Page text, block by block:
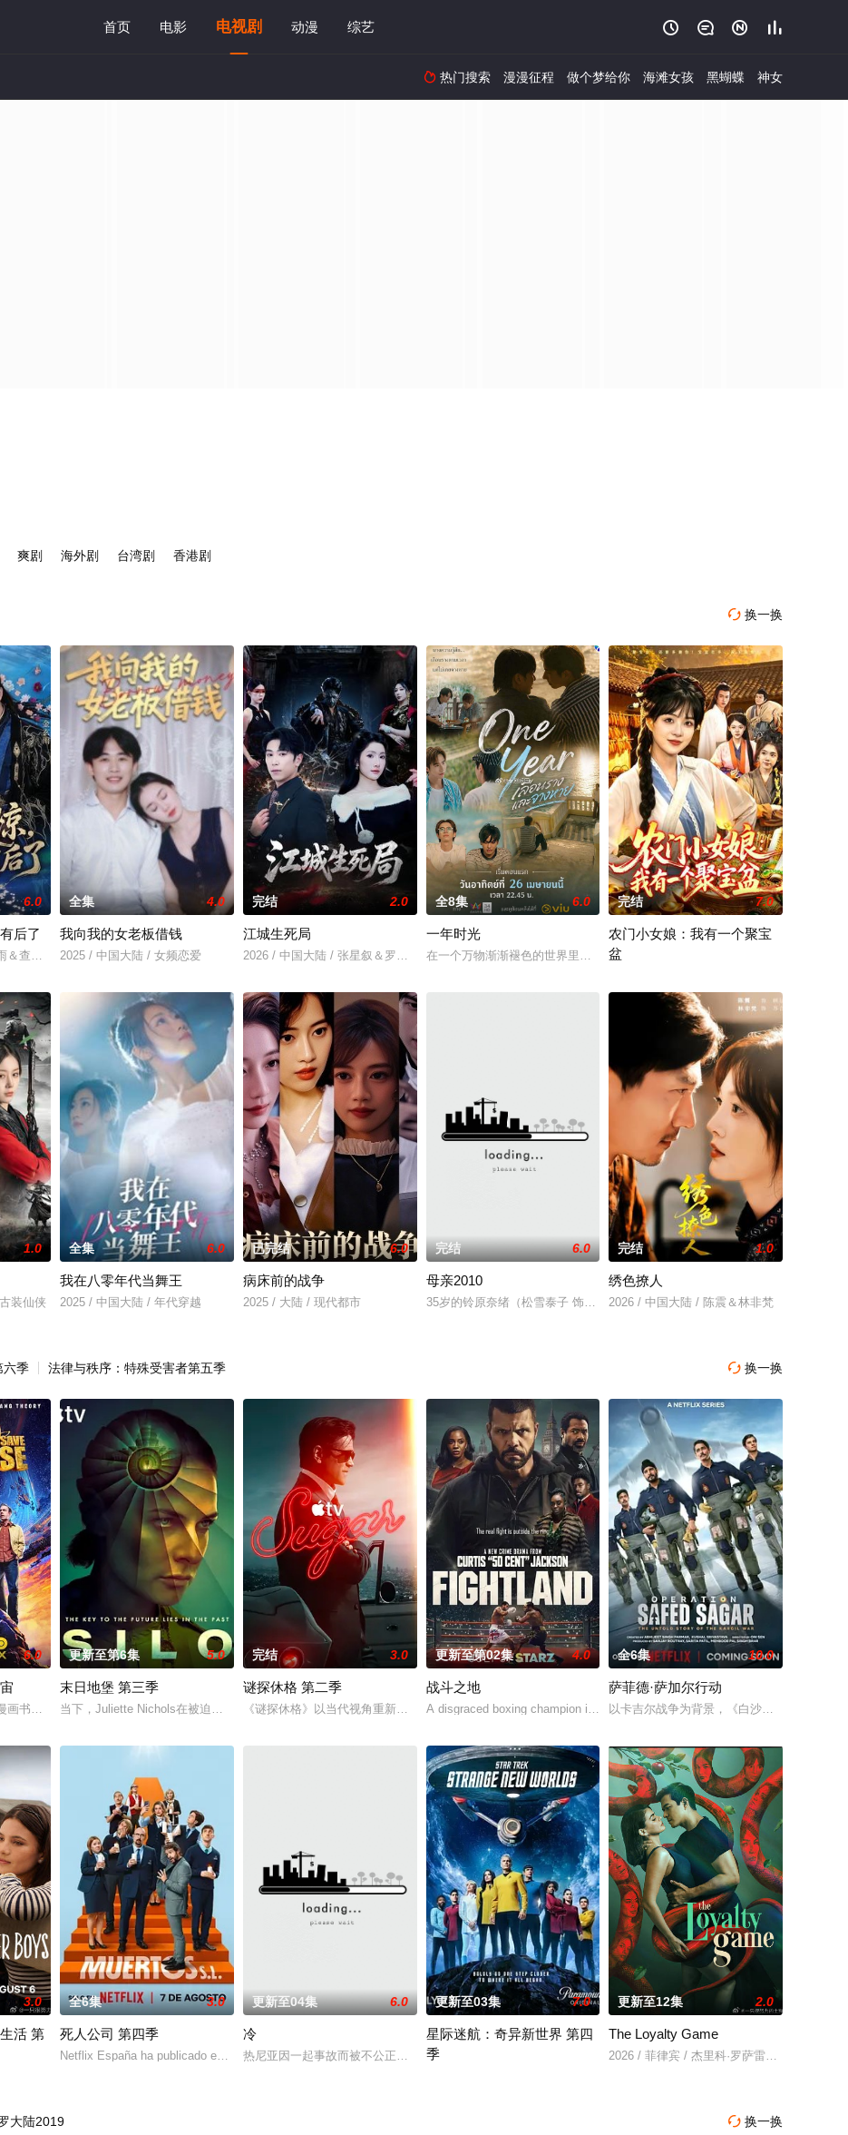
首页 电影 电视剧 动漫 综艺    
 热门搜索 漫漫征程 做个梦给你 海滩女孩 黑蝴蝶 神女
爽剧 海外剧 台湾剧 香港剧
 换一换
6.0
后了
查祎琛
全集 4.0
我向我的女老板借钱
2025 / 中国大陆 / 女频恋爱
完结 2.0
江城生死局
2026 / 中国大陆 / 张星叙＆罗钦艺
全8集 6.0
一年时光
在一个万物渐渐褪色的世界里，他们竭力让心中的爱保持鲜活。这是一场两个灵
完结 7.0
农门小女娘：我有一个聚宝
盆
1.0
装仙侠
全集 6.0
我在八零年代当舞王
2025 / 中国大陆 / 年代穿越
已完结 6.0
病床前的战争
2025 / 大陆 / 现代都市
完结 6.0
母亲2010
35岁的铃原奈绪（松雪泰子 饰）只身漂泊北国。似乎因某种原因，在过去的10年
完结 1.0
绣色撩人
2026 / 中国大陆 / 陈震＆林非梵
 换一换
六季 法律与秩序：特殊受害者第五季
过上平静生活。然而，当地接连发生
6.0
画书老板斯图尔特·布鲁姆，他弄坏了一个谢尔顿和莱纳德制造的设备，
更新至第6集 5.0
末日地堡 第三季
当下，Juliette Nichols在被迫接受“净化”后幸存下来，但记忆却已丧失，而
完结 3.0
谜探休格 第二季
《谜探休格》以当代视角重新演绎了文学、电影和电视史上最受欢迎且意义重大的题材之一，私家
更新至第02集 4.0
战斗之地
A disgraced boxing champion is released fro
全6集 10.0
萨菲德·萨加尔行动
以卡吉尔战争为背景，《白沙行动》讲述了
3.0
活 第
全6集 3.0
死人公司 第四季
Netflix España ha publicado en redes social
更新至04集 6.0
冷
热尼亚因一起事故而被不公正地监禁，她的丈夫和6岁的女儿在事故中死亡。这起事故的真正罪魁
更新至03集 7.0
星际迷航：奇异新世界 第四
季
更新至12集 2.0
The Loyalty Game
2026 / 菲律宾 / 杰里科·罗萨雷斯,珍妮·古铁雷
 换一换
大陆2019